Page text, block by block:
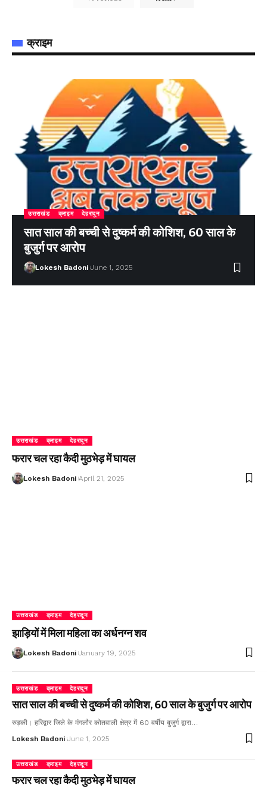
क्राइम
उत्तराखंड क्राइम देहरादून
सात साल की बच्ची से दुष्कर्म की कोशिश, 60 साल के
बुजुर्ग पर आरोप
Lokesh Badoni June 1, 2025
उत्तराखंड क्राइम देहरादून
फरार चल रहा कैदी मुठभेड़ में घायल
Lokesh Badoni April 21, 2025
उत्तराखंड क्राइम देहरादून
झाड़ियों में मिला महिला का अर्धनग्न शव
Lokesh Badoni January 19, 2025
उत्तराखंड क्राइम देहरादून
सात साल की बच्ची से दुष्कर्म की कोशिश, 60 साल के बुजुर्ग पर आरोप
रुड़की। हरिद्वार जिले के मंगलौर कोतवाली क्षेत्र में 60 वर्षीय बुजुर्ग द्वारा…
Lokesh Badoni June 1, 2025
उत्तराखंड क्राइम देहरादून
फरार चल रहा कैदी मुठभेड़ में घायल